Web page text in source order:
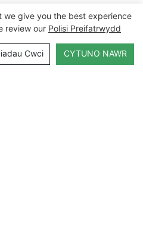
we give you the best experience
review our Polisi Preifatrwydd
Cwci CYTUNO NAWR